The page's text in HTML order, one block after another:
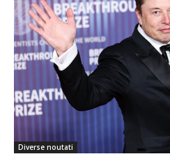
Diverse noutati